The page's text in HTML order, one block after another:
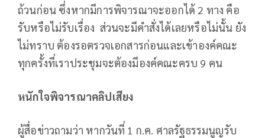
ถ้วนก่อน ซึ่งหากมีการพิจารณาจะออกได้ 2 ทาง คือ
รับหรือไม่รับเรื่อง ส่วนจะมีคำสั่งได้เลยหรือไม่นั้น ยัง
ไม่ทราบ ต้องรอตรวจเอกสารก่อนและเข้าองค์คณะ
ทุกครั้งที่เราประชุมจะต้องมีองค์คณะครบ 9 คน
หนักใจพิจารณาคลิปเสียง
ผู้สื่อข่าวถามว่า หากวันที่ 1 ก.ค. ศาลรัฐธรรมนูญรับ